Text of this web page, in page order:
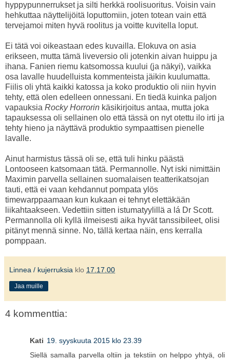
hyppypunnerrukset ja silti herkkä roolisuoritus. Voisin vain
hehkuttaa näyttelijöitä loputtomiin, joten totean vain että
tervejamoi miten hyvä roolitus ja voitte kuvitella loput.
Ei tätä voi oikeastaan edes kuvailla. Elokuva on asia
erikseen, mutta tämä liveversio oli jotenkin aivan huippu ja
ihana. Fanien riemu katsomossa kuului (ja näkyi), vaikka
osa lavalle huudelluista kommenteista jäikin kuulumatta.
Fiilis oli yhtä kaikki katossa ja koko produktio oli niin hyvin
tehty, että olen edelleen onnessani. En tiedä kuinka paljon
vapauksia Rocky Horrorin käsikirjoitus antaa, mutta joka
tapauksessa oli sellainen olo että tässä on nyt otettu ilo irti ja
tehty hieno ja näyttävä produktio sympaattisen pienelle
lavalle.
Ainut harmistus tässä oli se, että tuli hinku päästä
Lontooseen katsomaan tätä. Permannolle. Nyt iski nimittäin
Maximin parvella sellainen suomalaisen teatterikatsojan
tauti, että ei vaan kehdannut pompata ylös
timewarppaamaan kun kukaan ei tehnyt elettäkään
liikahtaakseen. Vedettiin sitten istumatyylillä a lá Dr Scott.
Permannolla oli kyllä ilmeisesti aika hyvät tanssibileet, olisi
pitänyt mennä sinne. No, tällä kertaa näin, ens kerralla
pomppaan.
Linnea / kujerruksia klo 17.17.00
Jaa muille
4 kommenttia:
Kati 19. syyskuuta 2015 klo 23.39
Siellä samalla parvella oltiin ja tekstiin on helppo yhtyä, oli